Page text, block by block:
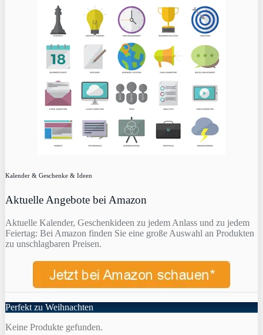
Kalender & Geschenke & Ideen
Aktuelle Angebote bei Amazon
Aktuelle Kalender, Geschenkideen zu jedem Anlass und zu jedem
Feiertag: Bei Amazon finden Sie eine große Auswahl an Produkten
zu unschlagbaren Preisen.
Perfekt zu Weihnachten
Keine Produkte gefunden.